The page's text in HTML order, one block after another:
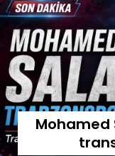
Mohamed